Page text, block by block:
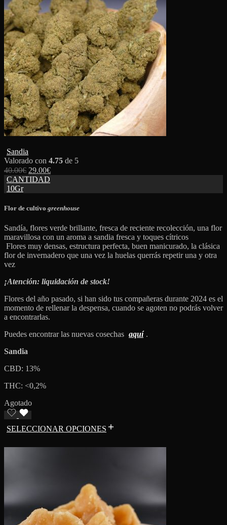
Sandia
Valorado con 4.75 de 5
40.00€ 29.00€
CANTIDAD
10Gr
Flor de cultivo greenhouse
Sandía, flores verde brillante, fresca de reciente recolección, una flor
maravillosa con un aroma a sandia fresca y toques cítricos
Flores muy densas, estructura perfecta, buen manicurado, la clásica
flor de invernadero que una vez la huelas querrás repetir una y otra
vez
¡Atención: liquidación de stock!
Flores del año pasado, si han sido tus compañeras durante 2024 es el
momento de rellenar la despensa, cuando se agoten no podrás volver
a encontrarlas.
Puedes encontrar las nuevas cosechas aquí .
Sandia
CBD: 13%
THC: <0,2%
Agotado
SELECCIONAR OPCIONES